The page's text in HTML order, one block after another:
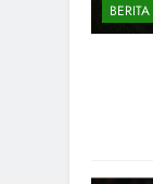
BERITA